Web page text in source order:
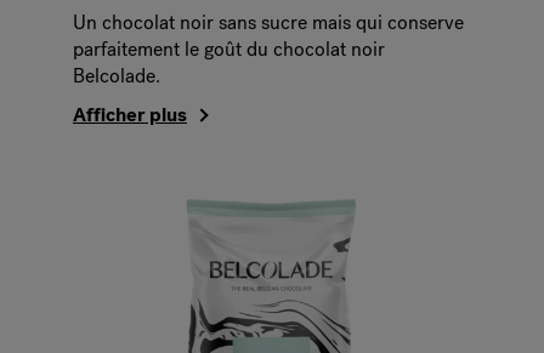
Un chocolat noir sans sucre mais qui conserve
parfaitement le goût du chocolat noir
Belcolade.
Afficher plus